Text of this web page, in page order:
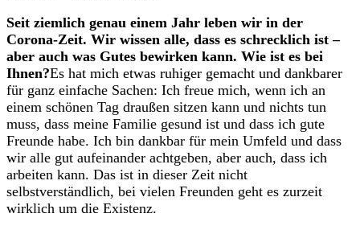
Seit ziemlich genau einem Jahr leben wir in der
Corona-Zeit. Wir wissen alle, dass es schrecklich ist –
aber auch was Gutes bewirken kann. Wie ist es bei
Ihnen?Es hat mich etwas ruhiger gemacht und dankbarer
für ganz einfache Sachen: Ich freue mich, wenn ich an
einem schönen Tag draußen sitzen kann und nichts tun
muss, dass meine Familie gesund ist und dass ich gute
Freunde habe. Ich bin dankbar für mein Umfeld und dass
wir alle gut aufeinander achtgeben, aber auch, dass ich
arbeiten kann. Das ist in dieser Zeit nicht
selbstverständlich, bei vielen Freunden geht es zurzeit
wirklich um die Existenz.